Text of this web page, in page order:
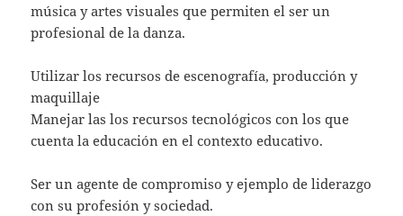
música y artes visuales que permiten el ser un
profesional de la danza.
Utilizar los recursos de escenografía, producción y
maquillaje
Manejar las los recursos tecnológicos con los que
cuenta la educación en el contexto educativo.
Ser un agente de compromiso y ejemplo de liderazgo
con su profesión y sociedad.